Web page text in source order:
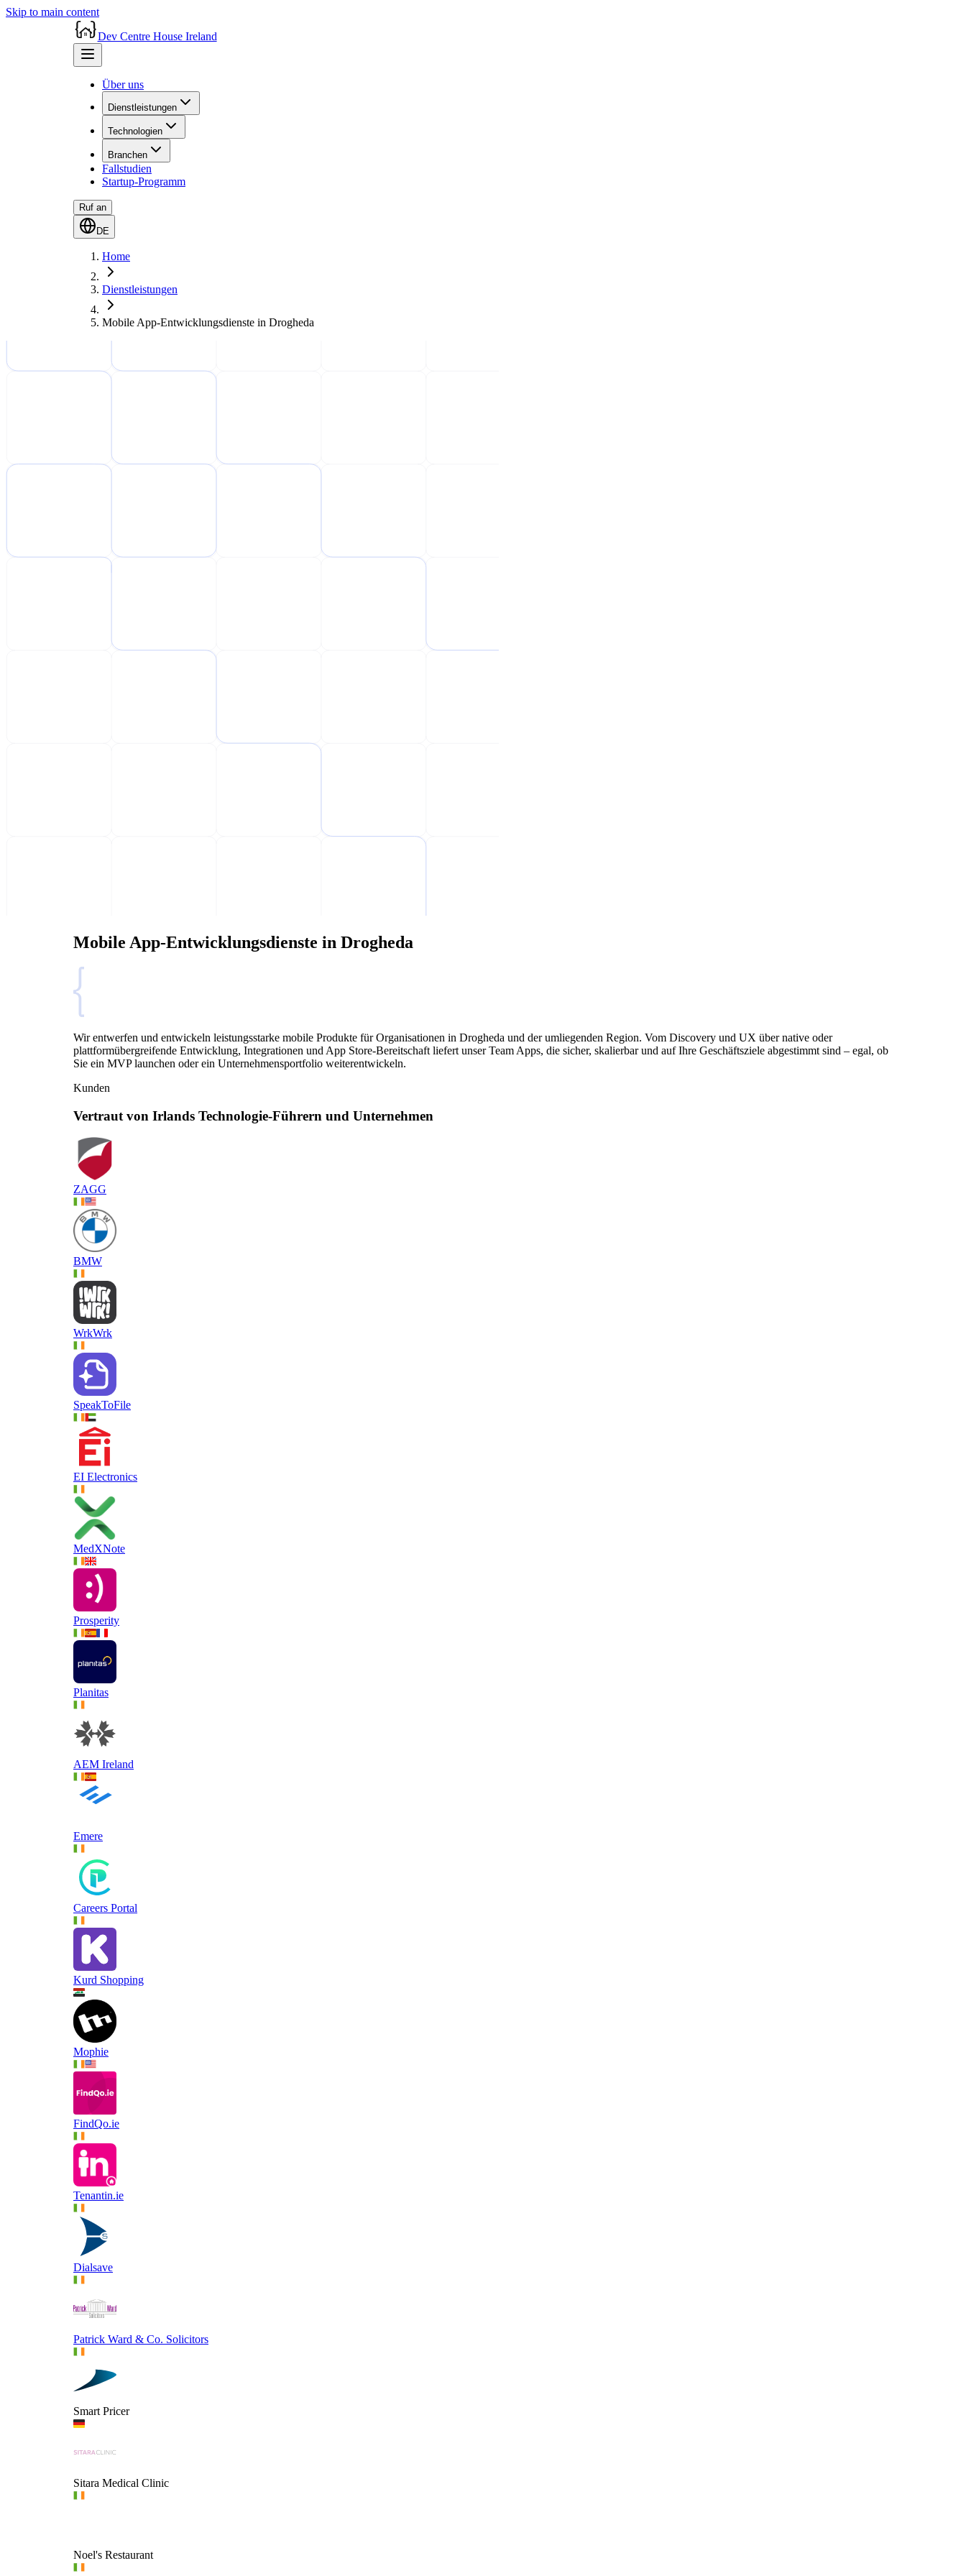
Skip to main content
Dev Centre House Ireland
Über uns
Dienstleistungen
Technologien
Branchen
Fallstudien
Startup-Programm
Ruf an
DE
Home
Dienstleistungen
Mobile App-Entwicklungsdienste in Drogheda
Mobile App-Entwicklungsdienste in Drogheda
Wir entwerfen und entwickeln leistungsstarke mobile Produkte für Organisationen in Drogheda und der umliegenden Region. Vom Discovery und UX über native oder
plattformübergreifende Entwicklung, Integrationen und App Store-Bereitschaft liefert unser Team Apps, die sicher, skalierbar und auf Ihre Geschäftsziele abgestimmt sind – egal, ob
Sie ein MVP launchen oder ein Unternehmensportfolio weiterentwickeln.
Kunden
Vertraut von Irlands Technologie-Führern und Unternehmen
ZAGG
BMW
WrkWrk
SpeakToFile
EI Electronics
MedXNote
Prosperity
Planitas
AEM Ireland
Emere
Careers Portal
Kurd Shopping
Mophie
FindQo.ie
Tenantin.ie
Dialsave
Patrick Ward & Co. Solicitors
Smart Pricer
Sitara Medical Clinic
Noel's Restaurant